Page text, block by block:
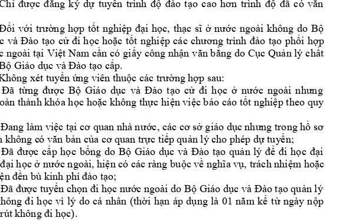
ỉ được đăng ký dự tuyển trình độ đào tạo cao hơn trình độ đã có văn
i với trường hợp tốt nghiệp đại học, thạc sĩ ở nước ngoài không do Bộ
và Đào tạo cử đi học hoặc tốt nghiệp các chương trình đào tạo phối hợp
ngoài tại Việt Nam cần có giấy công nhận văn bằng do Cục Quản lý chất
ộ Giáo dục và Đào tạo cấp.
xét tuyển ứng viên thuộc các trường hợp sau:
Đã từng được Bộ Giáo dục và Đào tạo cử đi học ở nước ngoài nhưng
thành khóa học hoặc không thực hiện việc báo cáo tốt nghiệp theo quy
làm việc tại cơ quan nhà nước, các cơ sở giáo dục nhưng trong hồ sơ
không có văn bản của cơ quan trực tiếp quản lý cho phép dự tuyển;
Đã được cấp học bổng do Bộ Giáo dục và Đào tạo quản lý để đi học đại
i học ở nước ngoài, hiện có các ràng buộc về nghĩa vụ, trách nhiệm hoặc
ện đền bù kinh ph đào tạo;
Đã được tuyển chọn đi học nước ngoài do Bộ Giáo dục và Đào tạo quản lý
đi học vì lý do cá nhân (thời hạn áp dụng là 01 năm kể từ ngày nộp
không đi học).